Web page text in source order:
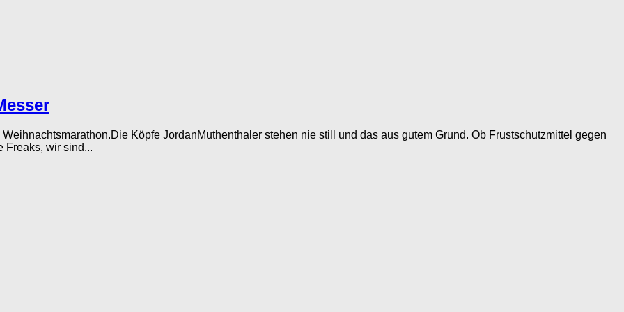
Köpfe JordanMuthenthaler stehen nie still und das aus gutem Grund. Ob Frustschutzmittel gegen
Freaks, wir sind...